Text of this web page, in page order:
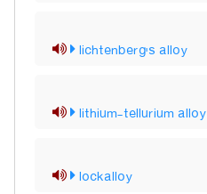
lichtenberg's alloy
lithium-tellurium alloy
lockalloy